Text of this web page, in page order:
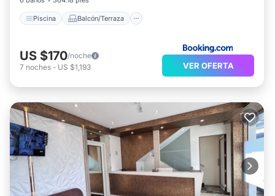
Piscina Balcón/Terraza
US $170/noche
7 noches - US $1,193 VER OFERTA